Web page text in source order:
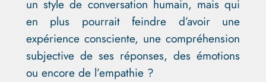
un style de conversation humain, mais qui
en plus pourrait feindre d’avoir une
expérience consciente, une compréhension
subjective de ses réponses, des émotions
ou encore de l’empathie ?